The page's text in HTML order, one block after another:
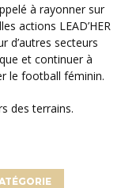
actions LEAD’HER
d’autres secteurs
et continuer à
le football féminin.
des terrains.